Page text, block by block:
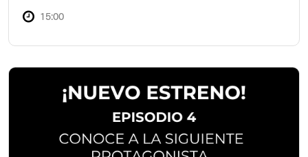
15:00